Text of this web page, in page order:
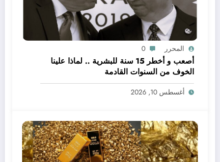
المحرر 0
أصعب و أخطر 15 سنة للبشرية .. لماذا علينا
الخوف من السنوات القادمة
أغسطس 10, 2026